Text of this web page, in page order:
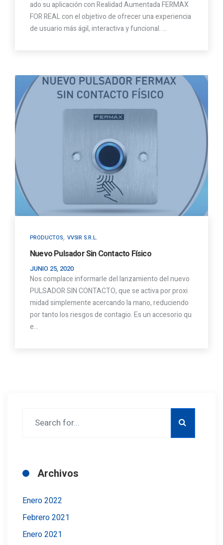
ado su aplicación con Realidad Aumentada FERMAX
FOR REAL con el objetivo de ofrecer una experiencia
de usuario más ágil, interactiva y funcional. …
PRODUCTOS, VVSIR S.R.L.
Nuevo Pulsador Sin Contacto Físico
JUNIO 25, 2020
Nos complace informarle del lanzamiento del nuevo
PULSADOR SIN CONTACTO, que se activa por proxi
midad simplemente acercando la mano, reduciendo
por tanto los riesgos de contagio. Es un accesorio qu
e…
Archivos
Enero 2022
Febrero 2021
Enero 2021